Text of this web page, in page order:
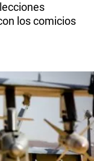
los comicios